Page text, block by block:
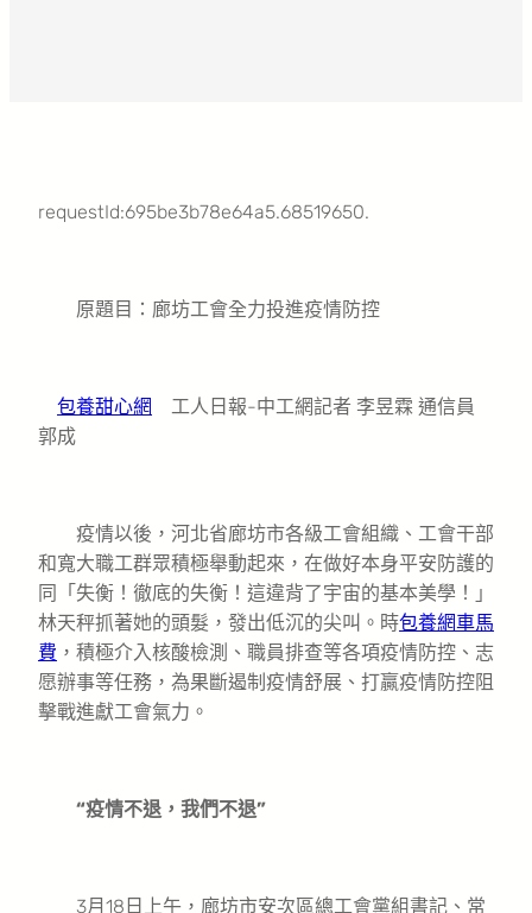
requestId:695be3b78e64a5.68519650.
原題目：廊坊工會全力投進疫情防控
包養甜心網
工人日報-中工網記者 李昱霖 通信員
郭成
疫情以後，河北省廊坊市各級工會組織、工會干部
和寬大職工群眾積極舉動起來，在做好本身平安防護的
同「失衡！徹底的失衡！這違背了宇宙的基本美學！」
林天秤抓著她的頭髮，發出低沉的尖叫。時包養網車馬
費 ，積極介入核酸檢測、職員排查等各項疫情防控、志
愿辦事等任務，為果斷遏制疫情舒展、打贏疫情防控阻
擊戰進獻工會氣力。
“疫情不退，我們不退”
3月18日上午，廊坊市安次區總工會黨組書記、常